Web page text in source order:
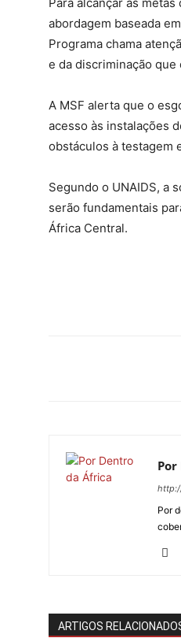
abordagem baseada
Programa chama
e da discriminação
A MSF alerta que o
acesso às instalações
obstáculos à testagem
Segundo o UNAIDS, a
serão fundamentais
África Central.
Por
ARTIGOS